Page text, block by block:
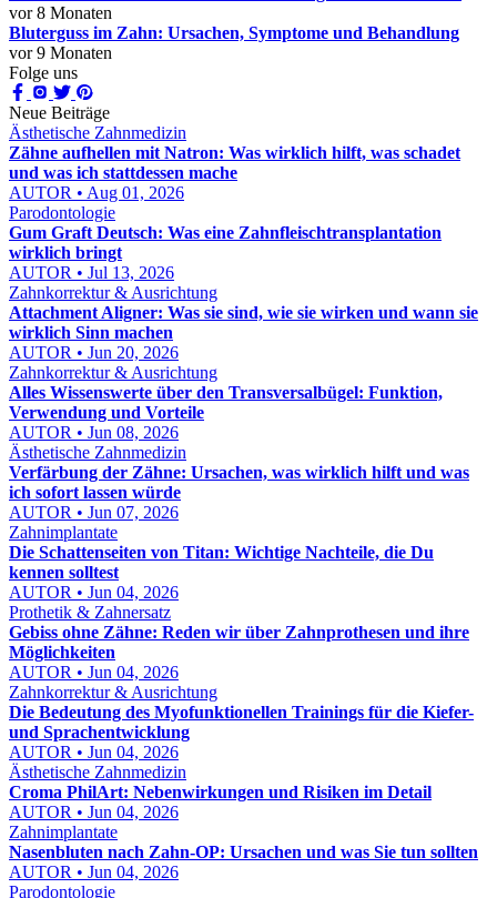
vor 8 Monaten
Bluterguss im Zahn: Ursachen, Symptome und Behandlung
vor 9 Monaten
Folge uns
Neue Beiträge
Ästhetische Zahnmedizin
Zähne aufhellen mit Natron: Was wirklich hilft, was schadet
und was ich stattdessen mache
AUTOR • Aug 01, 2026
Parodontologie
Gum Graft Deutsch: Was eine Zahnfleischtransplantation
wirklich bringt
AUTOR • Jul 13, 2026
Zahnkorrektur & Ausrichtung
Attachment Aligner: Was sie sind, wie sie wirken und wann sie
wirklich Sinn machen
AUTOR • Jun 20, 2026
Zahnkorrektur & Ausrichtung
Alles Wissenswerte über den Transversalbügel: Funktion,
Verwendung und Vorteile
AUTOR • Jun 08, 2026
Ästhetische Zahnmedizin
Verfärbung der Zähne: Ursachen, was wirklich hilft und was
ich sofort lassen würde
AUTOR • Jun 07, 2026
Zahnimplantate
Die Schattenseiten von Titan: Wichtige Nachteile, die Du
kennen solltest
AUTOR • Jun 04, 2026
Prothetik & Zahnersatz
Gebiss ohne Zähne: Reden wir über Zahnprothesen und ihre
Möglichkeiten
AUTOR • Jun 04, 2026
Zahnkorrektur & Ausrichtung
Die Bedeutung des Myofunktionellen Trainings für die Kiefer-
und Sprachentwicklung
AUTOR • Jun 04, 2026
Ästhetische Zahnmedizin
Croma PhilArt: Nebenwirkungen und Risiken im Detail
AUTOR • Jun 04, 2026
Zahnimplantate
Nasenbluten nach Zahn-OP: Ursachen und was Sie tun sollten
AUTOR • Jun 04, 2026
Parodontologie